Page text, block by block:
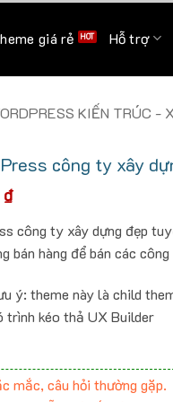
giá rẻ Hỗ trợ
KIẾN TRÚC -
công ty xây
₫
công ty xây dựng đẹp
bán hàng để bán các
ý: theme này là child
trình kéo thả UX Builder
mắc, câu hỏi thường gặp.